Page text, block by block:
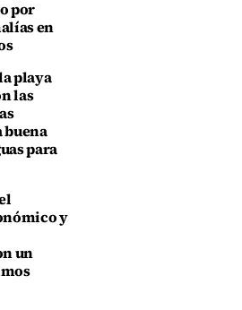
por
en
playa
las
para
y
un